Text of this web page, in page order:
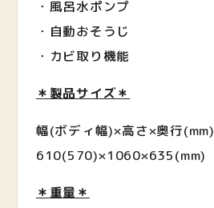
・風呂水ポンプ
・自動おそうじ
・カビ取り機能
＊製品サイズ＊
幅(ボディ幅)×高さ×奥行(mm)
610(570)×1060×635(mm)
＊重量＊